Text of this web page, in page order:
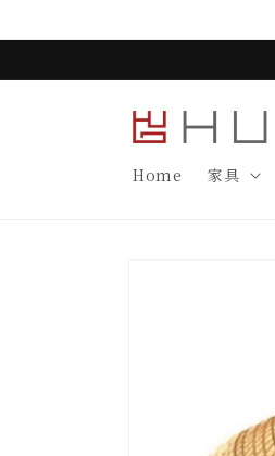
進む
Home 家具